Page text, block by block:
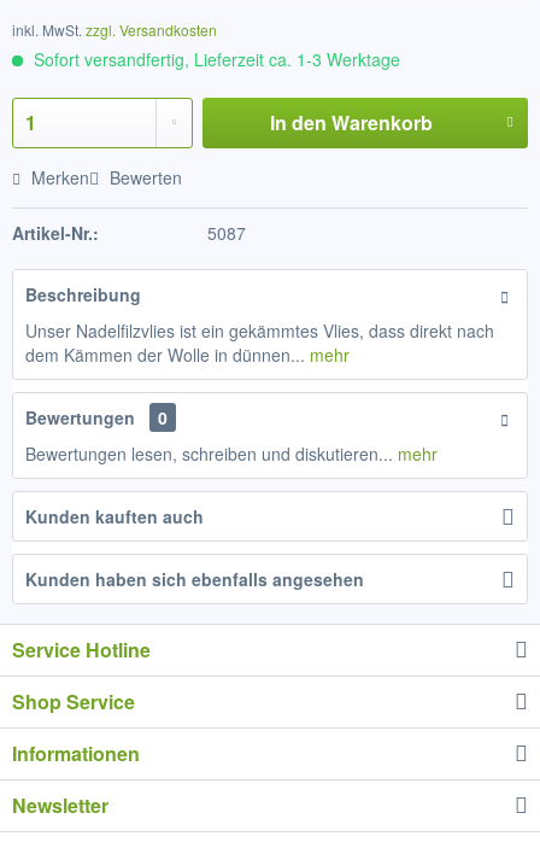
inkl. MwSt. zzgl. Versandkosten
Sofort versandfertig, Lieferzeit ca. 1-3 Werktage
In den Warenkorb
Merken Bewerten
Artikel-Nr.: 5087
Beschreibung
Unser Nadelfilzvlies ist ein gekämmtes Vlies, dass direkt nach
dem Kämmen der Wolle in dünnen... mehr
Bewertungen
0
Bewertungen lesen, schreiben und diskutieren... mehr
Kunden kauften auch
Kunden haben sich ebenfalls angesehen
Service Hotline
Shop Service
Informationen
Newsletter